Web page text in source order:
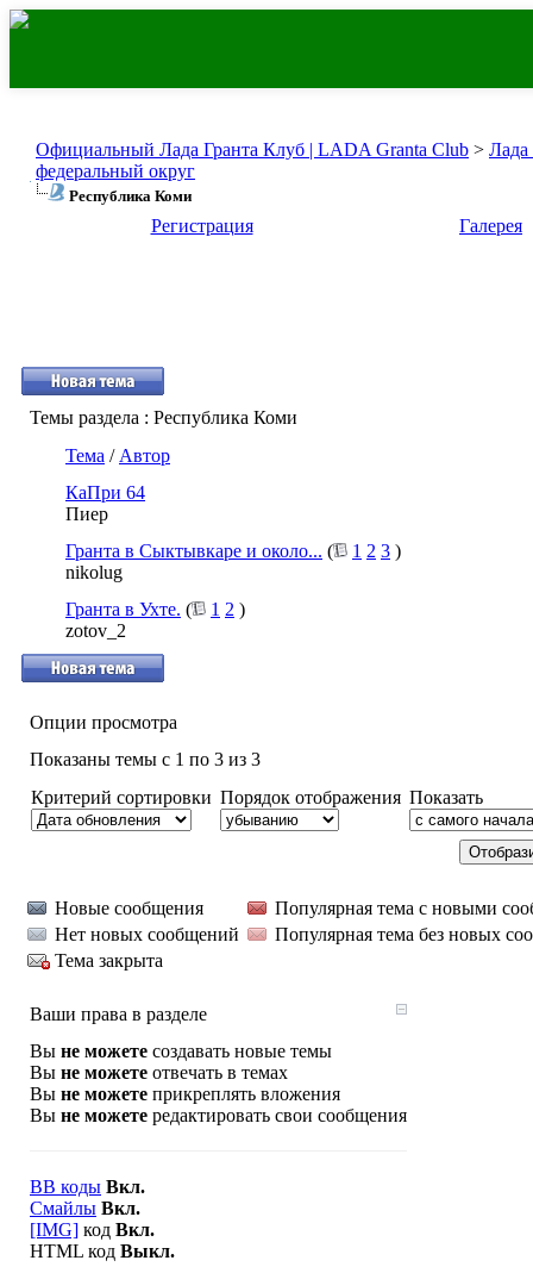
Официальный Лада Гранта Клуб | LADA Granta Club > Лада
федеральный округ
Республика Коми
Регистрация Галерея
Темы раздела : Республика Коми
Тема / Автор
КаПри 64
Пиер
Гранта в Сыктывкаре и около... ( 1 2 3 )
nikolug
Гранта в Ухте. ( 1 2 )
zotov_2
Опции просмотра
Показаны темы с 1 по 3 из 3
Критерий сортировки Порядок отображения Показать
Новые сообщения
Популярная тема с новыми
Нет новых сообщений
Популярная тема без новых
Тема закрыта
Ваши права в разделе
Вы не можете создавать новые темы
Вы не можете отвечать в темах
Вы не можете прикреплять вложения
Вы не можете редактировать свои сообщения
BB коды Вкл.
Смайлы Вкл.
[IMG] код Вкл.
HTML код Выкл.